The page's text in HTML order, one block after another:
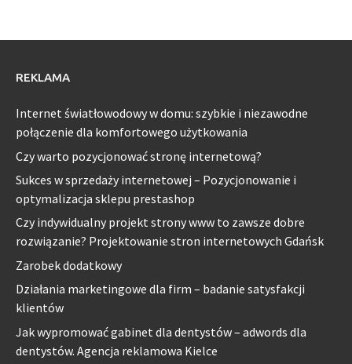
REKLAMA
Internet światłowodowy w domu: szybkie i niezawodne
połączenie dla komfortowego użytkowania
Czy warto pozycjonować stronę internetową?
Sukces w sprzedaży internetowej – Pozycjonowanie i
optymalizacja sklepu prestashop
Czy indywidualny projekt strony www to zawsze dobre
rozwiązanie? Projektowanie stron internetowych Gdańsk
Zarobek dodatkowy
Działania marketingowe dla firm – badanie satysfakcji
klientów
Jak wypromować gabinet dla dentystów – adwords dla
dentystów. Agencja reklamowa Kielce